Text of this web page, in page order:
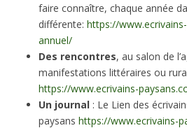
faire connaître, chaque année
différente: https://
annuel/
Des rencontres, au salon de
manifestations littéraires ou
https://www.ecrivains-
Un journal: Le Lien des
paysans https://www.ecrivains-